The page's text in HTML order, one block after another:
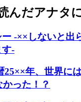
んだアナタ
-××しないと出
-
25××年、世界に
った！？